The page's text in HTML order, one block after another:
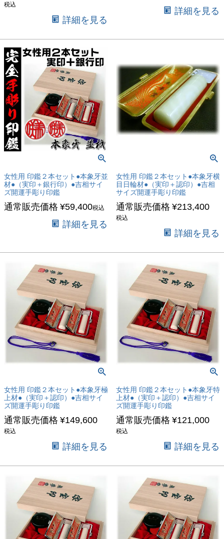
税込
詳細を見る
詳細を見る
女性用 印鑑２本セット●本象牙並
材●（実印＋銀行印）●吉相サイ
ズ開運手彫り印鑑
通常販売価格 ¥59,400税込
詳細を見る
女性用 印鑑２本セット●本象牙横
目日輪材●（実印＋認印）●吉相
サイズ開運手彫り印鑑
通常販売価格 ¥213,400
税込
詳細を見る
女性用 印鑑２本セット●本象牙極
上材●（実印＋認印）●吉相サイ
ズ開運手彫り印鑑
通常販売価格 ¥149,600
税込
詳細を見る
女性用 印鑑２本セット●本象牙特
上材●（実印＋認印）●吉相サイ
ズ開運手彫り印鑑
通常販売価格 ¥121,000
税込
詳細を見る